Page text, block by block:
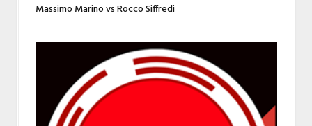
Massimo Marino vs Rocco Siffredi